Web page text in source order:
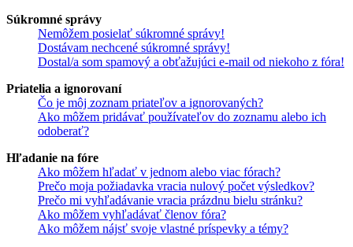
Súkromné správy
Nemôžem posielať súkromné správy!
Dostávam nechcené súkromné správy!
Dostal/a som spamový a obťažujúci e-mail od niekoho z fóra!
Priatelia a ignorovaní
Čo je môj zoznam priateľov a ignorovaných?
Ako môžem pridávať používateľov do zoznamu alebo ich
odoberať?
Hľadanie na fóre
Ako môžem hľadať v jednom alebo viac fórach?
Prečo moja požiadavka vracia nulový počet výsledkov?
Prečo mi vyhľadávanie vracia prázdnu bielu stránku?
Ako môžem vyhľadávať členov fóra?
Ako môžem nájsť svoje vlastné príspevky a témy?